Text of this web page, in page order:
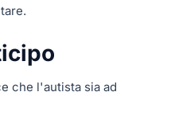
che l'autista sia ad